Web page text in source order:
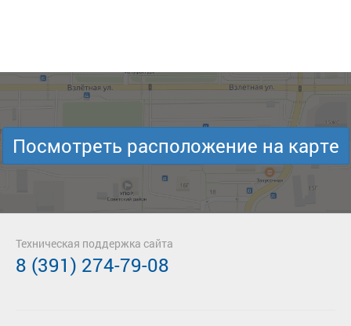
Посмотреть расположение на карте
Техническая поддержка сайта
8 (391) 274-79-08